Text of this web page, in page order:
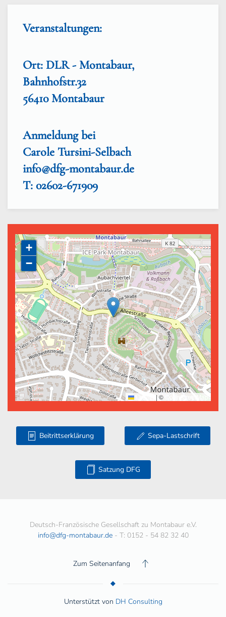
Veranstaltungen:
Ort: DLR - Montabaur,
Bahnhofstr.32
56410 Montabaur
Anmeldung bei
Carole Tursini-Selbach
info@dfg-montabaur.de
T: 02602-671909
+
−
| ©
Beitrittserklärung Sepa-Lastschrift
Satzung DFG
Deutsch-Französische Gesellschaft zu Montabaur e.V.
info@dfg-montabaur.de- T: 0152 - 54 82 32 40
Zum Seitenanfang
Unterstützt von DH Consulting